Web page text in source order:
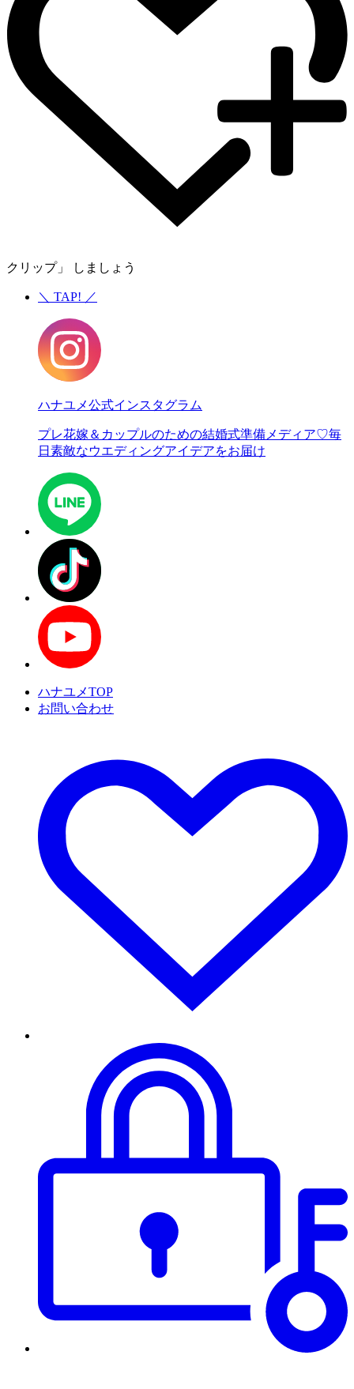
クリップ」 しましょう
＼ TAP! ／
ハナユメ公式インスタグラム
プレ花嫁＆カップルのための結婚式準備メディア♡毎
日素敵なウエディングアイデアをお届け
ハナユメTOP
お問い合わせ